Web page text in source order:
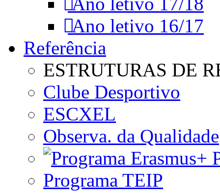
Ano letivo 16/17
Referência
ESTRUTURAS DE
Clube Desportivo
ESCXEL
Observa. da Qualidade
Programa TEIP